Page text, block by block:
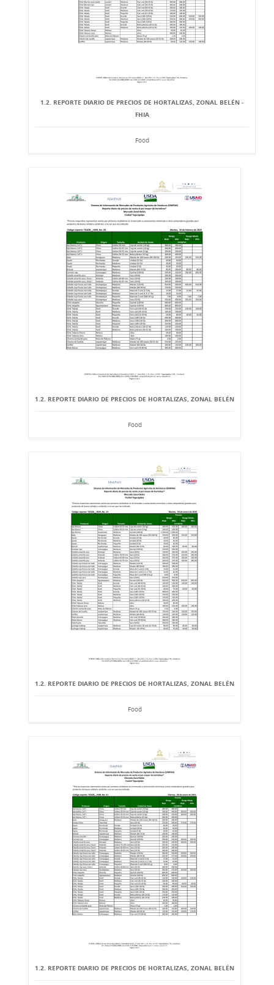
1.2. REPORTE DIARIO DE PRECIOS DE HORTALIZAS, ZONAL BELÉN -
FHIA
Food
1.2. REPORTE DIARIO DE PRECIOS DE HORTALIZAS, ZONAL BELÉN
Food
1.2. REPORTE DIARIO DE PRECIOS DE HORTALIZAS, ZONAL BELÉN
Food
1.2. REPORTE DIARIO DE PRECIOS DE HORTALIZAS, ZONAL BELÉN